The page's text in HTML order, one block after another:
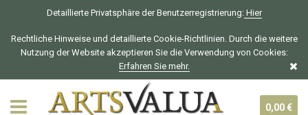
Detaillierte Privatsphäre der Benutzerregistrierung:Hier
Rechtliche Hinweise und detaillierte Cookie-Richtlinien. Durch die weitere
Nutzung der Website akzeptieren Sie die Verwendung von Cookies:
Erfahren Sie mehr.
0,00 €